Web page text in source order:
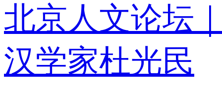
北京人文论坛
汉学家杜光民